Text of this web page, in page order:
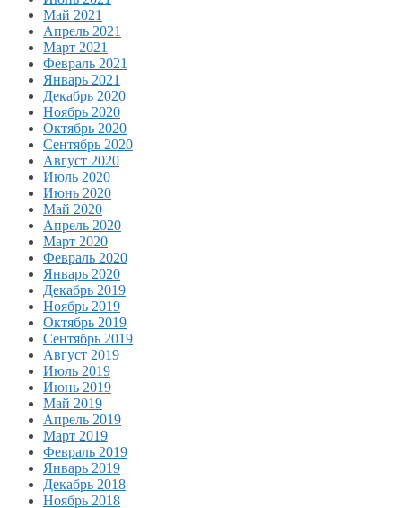
Май 2021
Апрель 2021
Март 2021
Февраль 2021
Январь 2021
Декабрь 2020
Ноябрь 2020
Октябрь 2020
Сентябрь 2020
Август 2020
Июль 2020
Июнь 2020
Май 2020
Апрель 2020
Март 2020
Февраль 2020
Январь 2020
Декабрь 2019
Ноябрь 2019
Октябрь 2019
Сентябрь 2019
Август 2019
Июль 2019
Июнь 2019
Май 2019
Апрель 2019
Март 2019
Февраль 2019
Январь 2019
Декабрь 2018
Ноябрь 2018